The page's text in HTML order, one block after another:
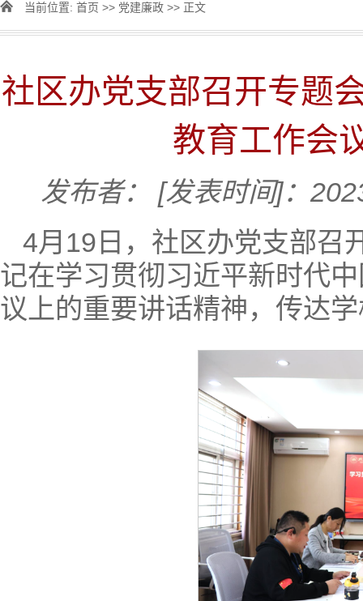
当前位置: 首页 >> 党建廉政 >> 正文
社区办党支部召开专题
教育工作会
发布者：
[发表时间]：
4月19日，社区办党支部召
记在学习贯彻习近平新时代
议上的重要讲话精神，传达